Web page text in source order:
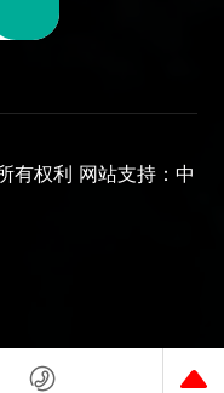
有权利 网站支持：中